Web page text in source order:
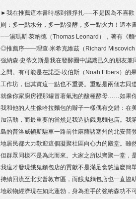
►我在推薦這本書時感到很掙扎──不是因為不喜
則：多一點水分，多一點發酵，多一點火力！這本
──湯瑪斯‧萊納德（Thomas Leonard），著有《
◎推薦序——理查‧米希克維茲（Richard Miscovich
強納森‧史蒂文斯是我在發酵圈中認識已久的朋友
之間。有可能是在諾亞‧埃伯斯（Noah Elbers）
工作坊，但其實這一點也不重要。重點是兩個志同
就像你家廚房裡那罐冒著氣泡的酸種酵母……如果
我和他的人生像哈拉麵包的辮子一樣偶有交錯：在
加活動，而最重要的當然是我造訪餓鬼麵包店。我
島的普洛威頓斯驅車一路前往麻薩諸塞州的北安普
地居民都大力歡迎這個凝聚社區向心力的殿堂。雖
但群眾同樣不是為此而來。大家之所以齊聚一堂，
我這才發現餓鬼麵包店的貢獻不是滿足食慾這麼簡
持續回流至北安普敦市區，而餓鬼麵包店也一直協
地穀物經濟現在如此蓬勃，身為推手的強納森功不